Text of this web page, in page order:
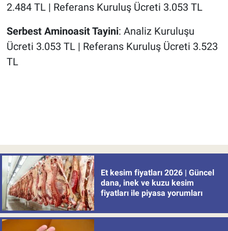
2.484 TL | Referans Kuruluş Ücreti 3.053 TL
Serbest Aminoasit Tayini: Analiz Kuruluşu
Ücreti 3.053 TL | Referans Kuruluş Ücreti 3.523
TL
Et kesim fiyatları 2026 | Güncel
dana, inek ve kuzu kesim
fiyatları ile piyasa yorumları